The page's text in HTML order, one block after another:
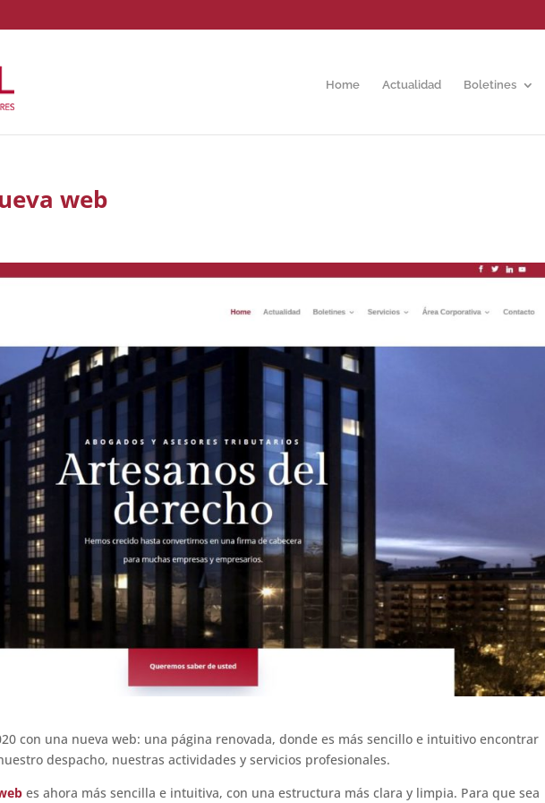
Home Actualidad Boletines
web
con una nueva web: una página renovada, donde es más sencillo e intuitivo encontrar
despacho, nuestras actividades y servicios profesionales.
es ahora más sencilla e intuitiva, con una estructura más clara y limpia. Para que sea